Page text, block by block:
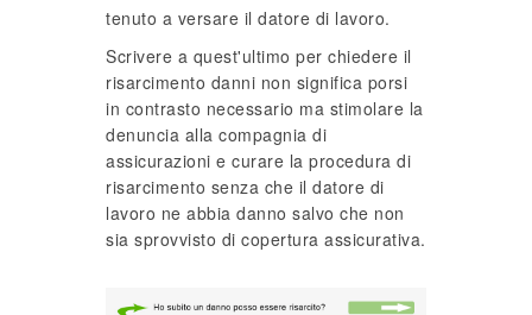
tenuto a versare il datore di lavoro.
Scrivere a quest'ultimo per chiedere il
risarcimento danni non significa porsi
in contrasto necessario ma stimolare la
denuncia alla compagnia di
assicurazioni e curare la procedura di
risarcimento senza che il datore di
lavoro ne abbia danno salvo che non
sia sprovvisto di copertura assicurativa.